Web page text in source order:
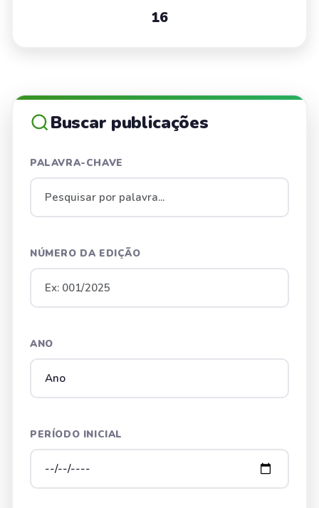
16
Buscar publicações
PALAVRA-CHAVE
NÚMERO DA EDIÇÃO
ANO
PERÍODO INICIAL